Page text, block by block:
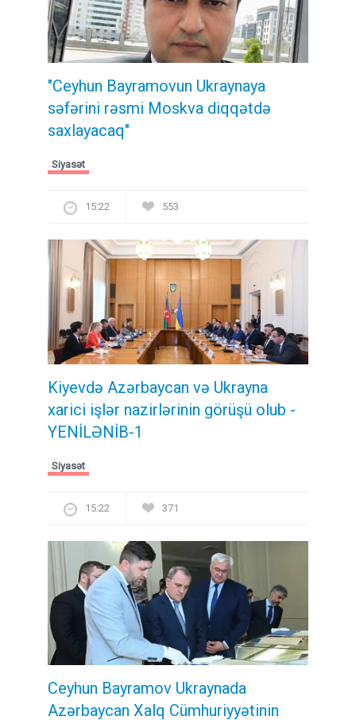
"Ceyhun Bayramovun Ukraynaya
səfərini rəsmi Moskva diqqətdə
saxlayacaq"
Siyasət
15:22 553
Kiyevdə Azərbaycan və Ukrayna
xarici işlər nazirlərinin görüşü olub -
YENİLƏNİB-1
Siyasət
15:22 371
Ceyhun Bayramov Ukraynada
Azərbaycan Xalq Cümhuriyyətinin